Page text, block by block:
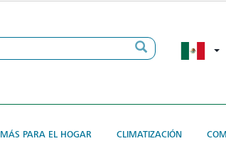
MÁS PARA EL HOGAR CLIMATIZACIÓN